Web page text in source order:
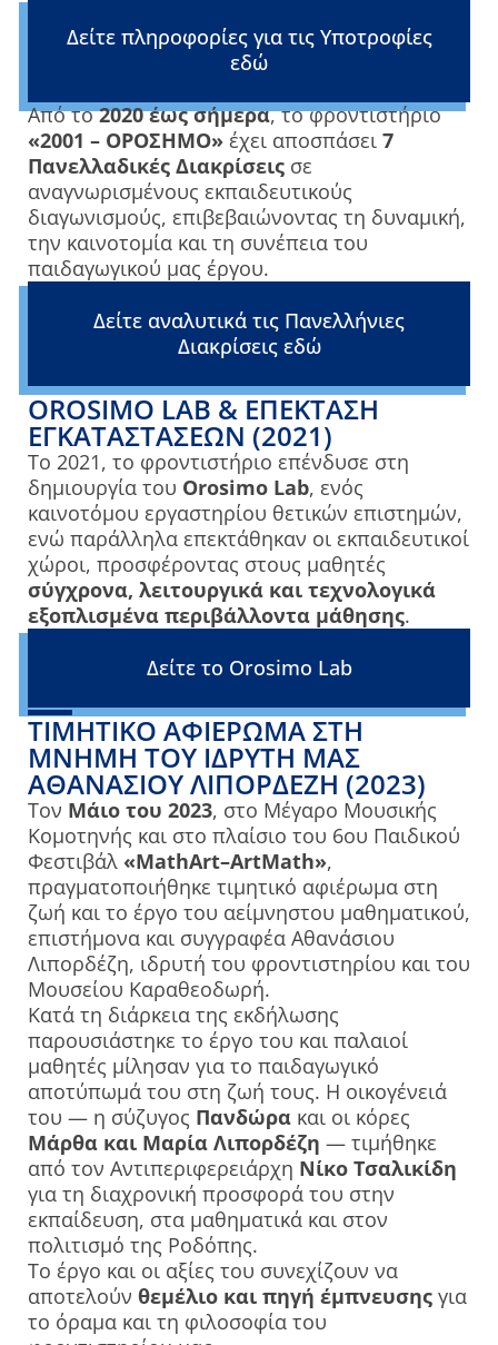
Δείτε πληροφορίες για τις Υποτροφίες
εδώ
Από το2020 έως σήμερα, το φροντιστήριο
«2001 – ΟΡΟΣΗΜΟ» έχει αποσπάσει 7
Πανελλαδικές Διακρίσεις σε
αναγνωρισμένους εκπαιδευτικούς
διαγωνισμούς, επιβεβαιώνοντας τη δυναμική,
την καινοτομία και τη συνέπεια του
παιδαγωγικού μας έργου.
Δείτε αναλυτικά τις Πανελλήνιες
Διακρίσεις εδώ
OROSIMO LAB & ΕΠΈΚΤΑΣΗ
ΕΓΚΑΤΑΣΤΆΣΕΩΝ (2021)
Το 2021, το φροντιστήριο επένδυσε στη
δημιουργία του Orosimo Lab, ενός
καινοτόμου εργαστηρίου θετικών επιστημών,
ενώ παράλληλα επεκτάθηκαν οι εκπαιδευτικοί
χώροι, προσφέροντας στους μαθητές
σύγχρονα, λειτουργικά και τεχνολογικά
εξοπλισμένα περιβάλλοντα μάθησης.
Δείτε το Orosimo Lab
ΤΙΜΗΤΙΚΌ ΑΦΙΈΡΩΜΑ ΣΤΗ
ΜΝΉΜΗ ΤΟΥ ΙΔΡΥΤΉ ΜΑΣ
ΑΘΑΝΆΣΙΟΥ ΛΙΠΟΡΔΈΖΗ (2023)
Τον Μάιο του 2023, στο Μέγαρο Μουσικής
Κομοτηνής και στο πλαίσιο του 6ου Παιδικού
Φεστιβάλ «MathArt–ArtMath»,
πραγματοποιήθηκε τιμητικό αφιέρωμα στη
ζωή και το έργο του αείμνηστου μαθηματικού,
επιστήμονα και συγγραφέα Αθανάσιου
Λιπορδέζη, ιδρυτή του φροντιστηρίου και του
Μουσείου Καραθεοδωρή.
Κατά τη διάρκεια της εκδήλωσης
παρουσιάστηκε το έργο του και παλαιοί
μαθητές μίλησαν για το παιδαγωγικό
αποτύπωμά του στη ζωή τους. Η οικογένειά
του — η σύζυγος Πανδώρα και οι κόρες
Μάρθα και Μαρία Λιπορδέζη — τιμήθηκε
από τον Αντιπεριφερειάρχη Νίκο Τσαλικίδη
για τη διαχρονική προσφορά του στην
εκπαίδευση, στα μαθηματικά και στον
πολιτισμό της Ροδόπης.
Το έργο και οι αξίες του συνεχίζουν να
αποτελούν θεμέλιο και πηγή έμπνευσης για
το όραμα και τη φιλοσοφία του